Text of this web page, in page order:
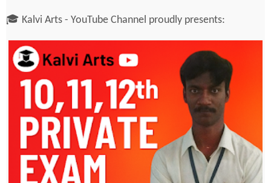
🎓 Kalvi Arts - YouTube Channel proudly presents: